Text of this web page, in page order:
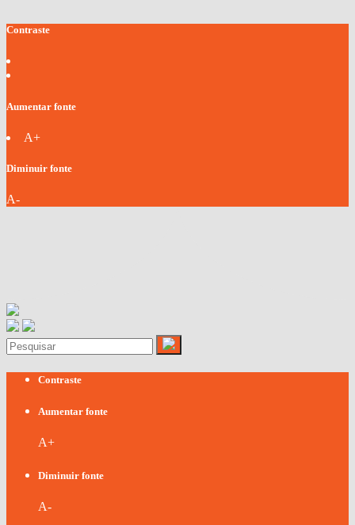
Contraste
Aumentar fonte
A+
Diminuir fonte
A-
Contraste
Aumentar fonte
A+
Diminuir fonte
A-